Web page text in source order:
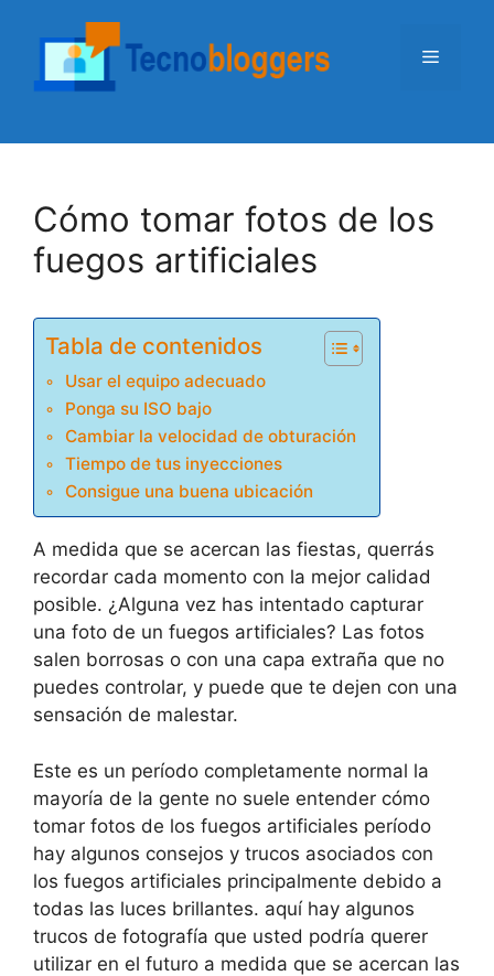
contenido
Menú
Cómo tomar fotos de los
fuegos artificiales
Tabla de contenidos
Usar el equipo adecuado
Ponga su ISO bajo
Cambiar la velocidad de obturación
Tiempo de tus inyecciones
Consigue una buena ubicación
A medida que se acercan las fiestas, querrás
recordar cada momento con la mejor calidad
posible. ¿Alguna vez has intentado capturar
una foto de un fuegos artificiales? Las fotos
salen borrosas o con una capa extraña que no
puedes controlar, y puede que te dejen con una
sensación de malestar.
Este es un período completamente normal la
mayoría de la gente no suele entender cómo
tomar fotos de los fuegos artificiales período
hay algunos consejos y trucos asociados con
los fuegos artificiales principalmente debido a
todas las luces brillantes. aquí hay algunos
trucos de fotografía que usted podría querer
utilizar en el futuro a medida que se acercan las